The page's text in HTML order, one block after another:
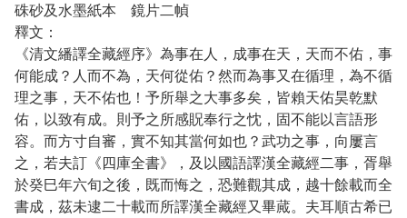
硃砂及水墨紙本 鏡片二幀
釋文：
《清文繙譯全藏經序》為事在人，成事在天，天而不佑，事
何能成？人而不為，天何從佑？然而為事又在循理，為不循
理之事，天不佑也！予所舉之大事多矣，皆賴天佑昊乾默
佑，以致有成。則予之所感貺奉行之忱，固不能以言語形
容。而方寸自審，實不知其當何如也？武功之事，向屢言
之，若夫訂《四庫全書》，及以國語譯漢全藏經二事，胥舉
於癸巳年六旬之後，既而悔之，恐難觀其成，越十餘載而全
書成，茲未逮二十載而所譯漢全藏經又畢蕆。夫耳順古希已